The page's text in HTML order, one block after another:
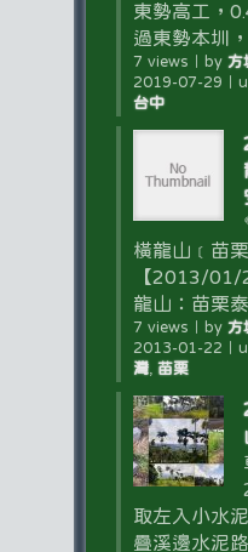
東勢高工，
過東勢本圳，
7 views by 方
2019-07-29
台中
橫龍山﹝苗
【2013/01/
龍山：苗栗
7 views by 方
2013-01-22
灣, 苗栗
取左入小水
疊溪邊水泥